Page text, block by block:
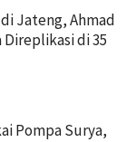
Jateng, Ahmad
di 35
Pompa Surya,